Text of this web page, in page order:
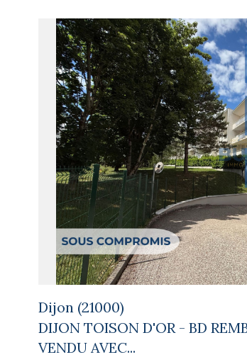
Dijon (21000)
DIJON TOISON D'OR - BD
VENDU AVEC...